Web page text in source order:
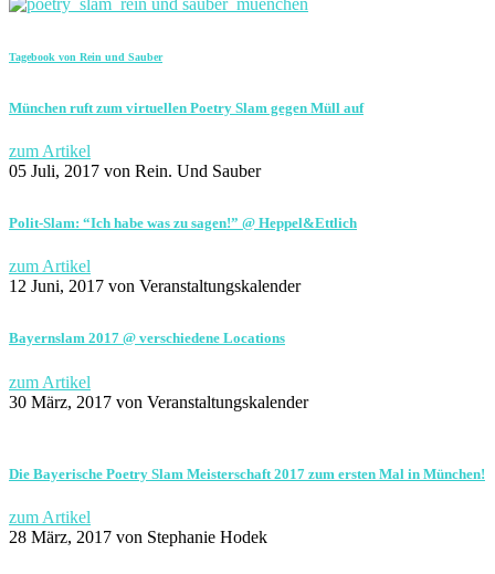
Tagebook von Rein und Sauber
München ruft zum virtuellen Poetry Slam gegen Müll auf
zum Artikel
05 Juli, 2017 von Rein. Und Sauber
Polit-Slam: “Ich habe was zu sagen!” @ Heppel&Ettlich
zum Artikel
12 Juni, 2017 von Veranstaltungskalender
Bayernslam 2017 @ verschiedene Locations
zum Artikel
30 März, 2017 von Veranstaltungskalender
Die Bayerische Poetry Slam Meisterschaft 2017 zum ersten Mal in München!
zum Artikel
28 März, 2017 von Stephanie Hodek